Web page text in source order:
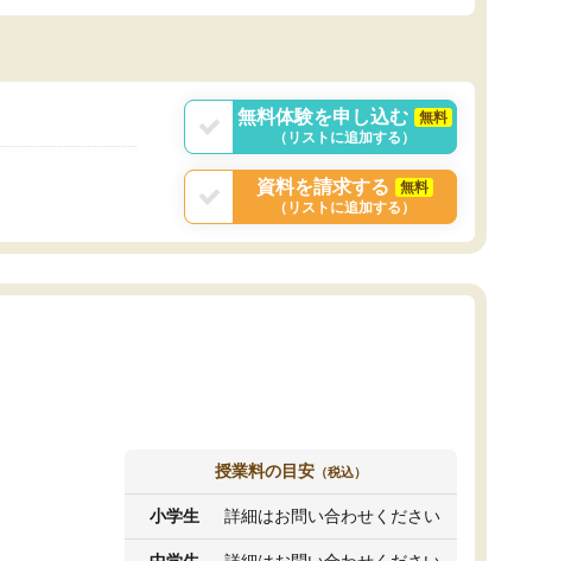
無料体験を申し込む
無料
（リストに追加する）
資料を請求する
無料
（リストに追加する）
授業料の目安 （税込）
小学生 詳細はお問い合わせください